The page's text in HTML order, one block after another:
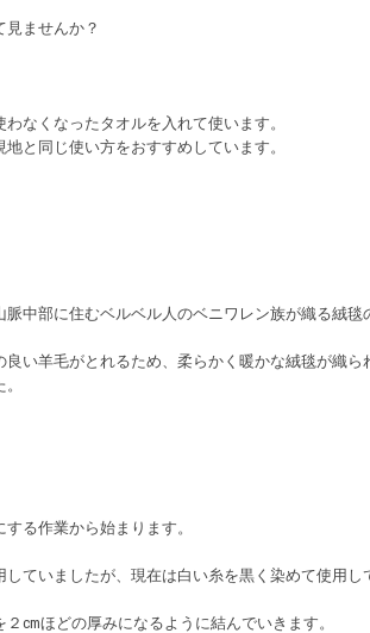
ませんか？
なくなったタオルを入れて使います。
と同じ使い方をおすすめしています。
中部に住むベルベル人のベニワレン族が織る絨毯
い羊毛がとれるため、柔らかく暖かな絨毯が織
る作業から始まります。
ていましたが、現在は白い糸を黒く染めて使用し
cmほどの厚みになるように結んでいきます。